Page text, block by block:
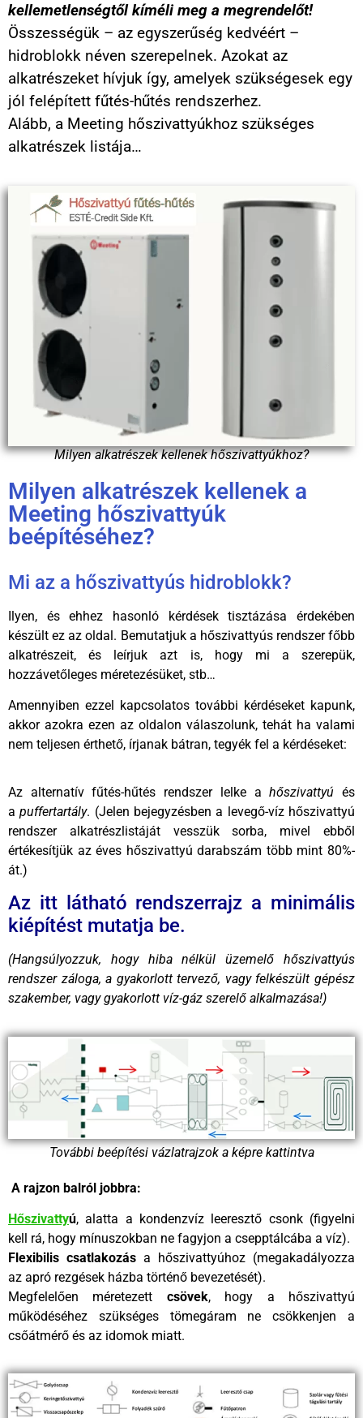
kellemetlenségtől kíméli meg a megrendelőt!
Összességük – az egyszerűség kedvéért –
hidroblokk néven szerepelnek. Azokat az
alkatrészeket hívjuk így, amelyek szükségesek egy
jól felépített fűtés-hűtés rendszerhez.
Alább, a Meeting hőszivattyúkhoz szükséges
alkatrészek listája…
Milyen alkatrészek kellenek hőszivattyúkhoz?
Milyen alkatrészek kellenek a
Meeting hőszivattyúk
beépítéséhez?
Mi az a hőszivattyús hidroblokk?
Ilyen, és ehhez hasonló kérdések tisztázása érdekében
készült ez az oldal. Bemutatjuk a hőszivattyús rendszer főbb
alkatrészeit, és leírjuk azt is, hogy mi a szerepük,
hozzávetőleges méretezésüket, stb…
Amennyiben ezzel kapcsolatos további kérdéseket kapunk,
akkor azokra ezen az oldalon válaszolunk, tehát ha valami
nem teljesen érthető, írjanak bátran, tegyék fel a kérdéseket:
Az alternatív fűtés-hűtés rendszer lelke ahőszivattyú és
apuffertartály. (Jelen bejegyzésben a levegő-víz hőszivattyú
rendszer alkatrészlistáját vesszük sorba, mivel ebből
értékesítjük az éves hőszivattyú darabszám több mint 80%-
át.)
Az itt látható rendszerrajz a minimális
kiépítést mutatja be.
(Hangsúlyozzuk, hogy hiba nélkül üzemelő hőszivattyús
rendszer záloga, a gyakorlott tervező, vagy felkészült gépész
szakember, vagy gyakorlott víz-gáz szerelő alkalmazása!)
További beépítési vázlatrajzok a képre kattintva
A rajzon balról jobbra:
Hőszivattyú, alatta a kondenzvíz leeresztő csonk (figyelni
kell rá, hogy mínuszokban ne fagyjon a csepptálcába a víz).
Flexibilis csatlakozás a hőszivattyúhoz (megakadályozza
az apró rezgések házba történő bevezetését).
Megfelelően méretezett csövek, hogy a hőszivattyú
működéséhez szükséges tömegáram ne csökkenjen a
csőátmérő és az idomok miatt.